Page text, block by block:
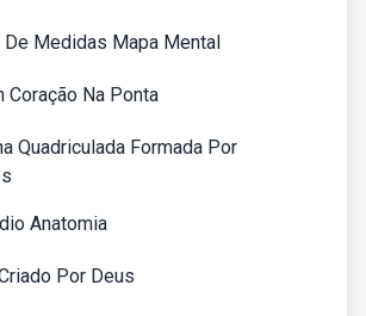
De Medidas Mapa Mental
Coração Na Ponta
Quadriculada Formada Por
Anatomia
Por Deus